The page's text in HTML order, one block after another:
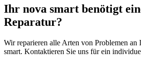
Ihr nova smart benötigt
Reparatur?
Wir reparieren alle Arten von Problemen an
smart. Kontaktieren Sie uns für ein